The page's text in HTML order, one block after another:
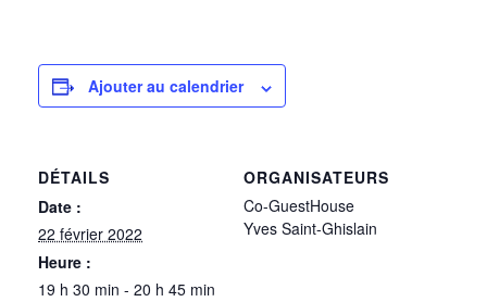
Ajouter au calendrier
DÉTAILS
Date :
22 février 2022
Heure :
19 h 30 min - 20 h 45 min
ORGANISATEURS
Co-GuestHouse
Yves Saint-Ghislain